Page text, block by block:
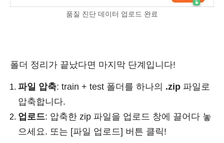
품질 진단 데이터 업로드 완료
폴더 정리가 끝났다면 마지막 단계입니다!
파일 압축: train + test 폴더를 하나의 .zip 파일로
압축합니다.
업로드: 압축한 zip 파일을 업로드 창에 끌어다 놓
으세요. 또는 [파일 업로드] 버튼 클릭!